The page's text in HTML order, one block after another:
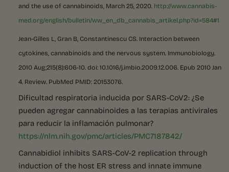
and the use of cannabinoids, March 25, 2020. http://www.cannabis-
med.org/english/bulletin/ww_en_db_cannabis_artikel.php?id=584#1
Jean-Gilles L, Gran B, Constantinescu CS. Interaction between
cytokines, cannabinoids and the nervous system. Immunobiology.
2010 Aug;215(8):606-10. doi: 10.1016/j.imbio.2009.12.006. Epub 2010 Jan
4. Review. PubMed PMID: 20153076.
Dificultad respiratoria inducida por SARS-CoV2: ¿Se
pueden agregar cannabinoides a las terapias antivirales
para reducir la inflamación pulmonar?
https://nlm.nih.gov/pmc/articles/PMC7187842/
Cannabidiol inhibits SARS-CoV-2 replication through
induction of the host ER stress and innate immune